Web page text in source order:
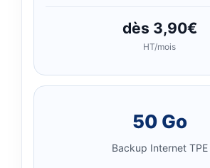
dès 3,90€
HT/mois
50 Go
Backup Internet TPE